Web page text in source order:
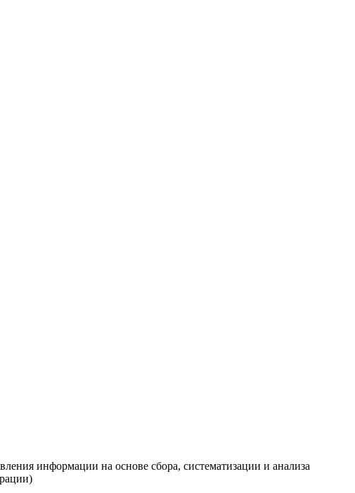
информации на основе сбора, систематизации и анализа